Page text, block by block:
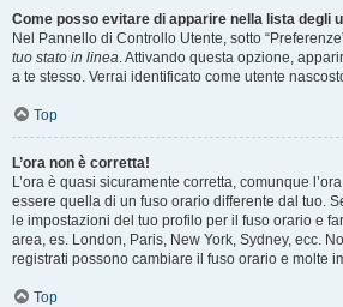
Come posso evitare di apparire nella lista degli
Nel Pannello di Controllo Utente, sotto
tuo stato in linea. Attivando questa opzione,
a te stesso. Verrai identificato come utente
Top
L’ora non è corretta!
L’ora è quasi sicuramente corretta, comunque
essere quella di un fuso orario differente dal tuo.
le impostazioni del tuo profilo per il fuso orario e
area, es. London, Paris, New York, Sydney, ecc.
registrati possono cambiare il fuso orario e molte
Top